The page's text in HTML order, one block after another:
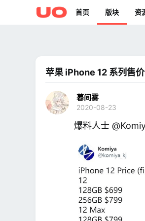
首页 版块 资
苹果 iPhone 12 系列售
暮间雾
2020-08-23
爆料人士